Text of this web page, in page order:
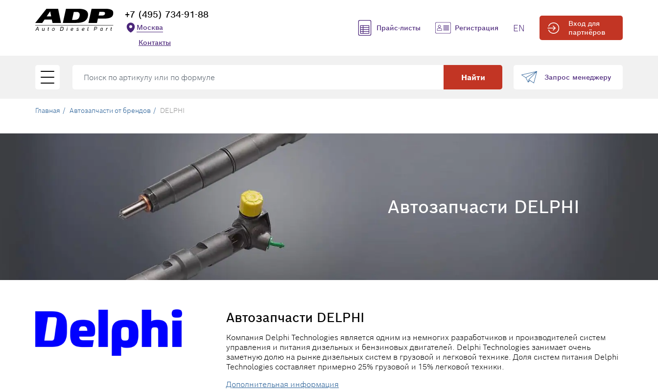
+7 (495) 734-91-88
Москва
Контакты
Прайс-листы Регистрация EN
Вход для
партнёров
Найти Запрос менеджеру
Главная Автозапчасти от брендов DELPHI
Автозапчасти DELPHI
Автозапчасти DELPHI
Компания Delphi Technologies является одним из немногих разработчиков и производителей систем
управления и питания дизельных и бензиновых двигателей. Delphi Technologies занимает очень
заметную долю на рынке дизельных систем в грузовой и легковой технике. Доля систем питания Delphi
Technologies составляет примерно 25% грузовой и 15% легковой техники.
Дополнительная информация